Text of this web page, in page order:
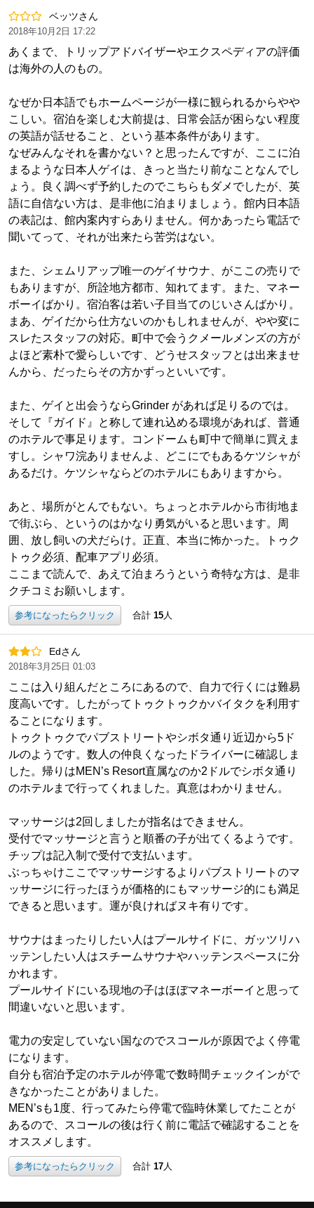
ベッツさん
2018年10月2日 17:22
あくまで、トリップアドバイザーやエクスペディアの評価
は海外の人のもの。
なぜか日本語でもホームページが一様に観られるからやや
こしい。宿泊を楽しむ大前提は、日常会話が困らない程度
の英語が話せること、という基本条件があります。
なぜみんなそれを書かない？と思ったんですが、ここに泊
まるような日本人ゲイは、きっと当たり前なことなんでし
ょう。良く調べず予約したのでこちらもダメでしたが、英
語に自信ない方は、是非他に泊まりましょう。館内日本語
の表記は、館内案内すらありません。何かあったら電話で
聞いてって、それが出来たら苦労はない。
また、シェムリアップ唯一のゲイサウナ、がここの売りで
もありますが、所詮地方都市、知れてます。また、マネー
ボーイばかり。宿泊客は若い子目当てのじいさんばかり。
まあ、ゲイだから仕方ないのかもしれませんが、やや変に
スレたスタッフの対応。町中で会うクメールメンズの方が
よほど素朴で愛らしいです、どうせスタッフとは出来ませ
んから、だったらその方かずっといいです。
また、ゲイと出会うならGrinder があれば足りるのでは。
そして『ガイド』と称して連れ込める環境があれば、普通
のホテルで事足ります。コンドームも町中で簡単に買えま
すし。シャワ浣ありませんよ、どこにでもあるケツシャが
あるだけ。ケツシャならどのホテルにもありますから。
あと、場所がとんでもない。ちょっとホテルから市街地ま
で街ぶら、というのはかなり勇気がいると思います。周
囲、放し飼いの犬だらけ。正直、本当に怖かった。トゥク
トゥク必須、配車アプリ必須。
ここまで読んで、あえて泊まろうという奇特な方は、是非
クチコミお願いします。
参考になったらクリック 合計 15人
Edさん
2018年3月25日 01:03
ここは入り組んだところにあるので、自力で行くには難易
度高いです。したがってトゥクトゥクかバイタクを利用す
ることになります。
トゥクトゥクでパブストリートやシボタ通り近辺から5ド
ルのようです。数人の仲良くなったドライバーに確認しま
した。帰りはMEN’s Resort直属なのか2ドルでシボタ通り
のホテルまで行ってくれました。真意はわかりません。
マッサージは2回しましたが指名はできません。
受付でマッサージと言うと順番の子が出てくるようです。
チップは記入制で受付で支払います。
ぶっちゃけここでマッサージするよりパブストリートのマ
ッサージに行ったほうが価格的にもマッサージ的にも満足
できると思います。運が良ければヌキ有りです。
サウナはまったりしたい人はプールサイドに、ガッツリハ
ッテンしたい人はスチームサウナやハッテンスペースに分
かれます。
プールサイドにいる現地の子はほぼマネーボーイと思って
間違いないと思います。
電力の安定していない国なのでスコールが原因でよく停電
になります。
自分も宿泊予定のホテルが停電で数時間チェックインがで
きなかったことがありました。
MEN’sも1度、行ってみたら停電で臨時休業してたことが
あるので、スコールの後は行く前に電話で確認することを
オススメします。
参考になったらクリック 合計 17人